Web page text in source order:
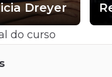
Dreyer
do curso